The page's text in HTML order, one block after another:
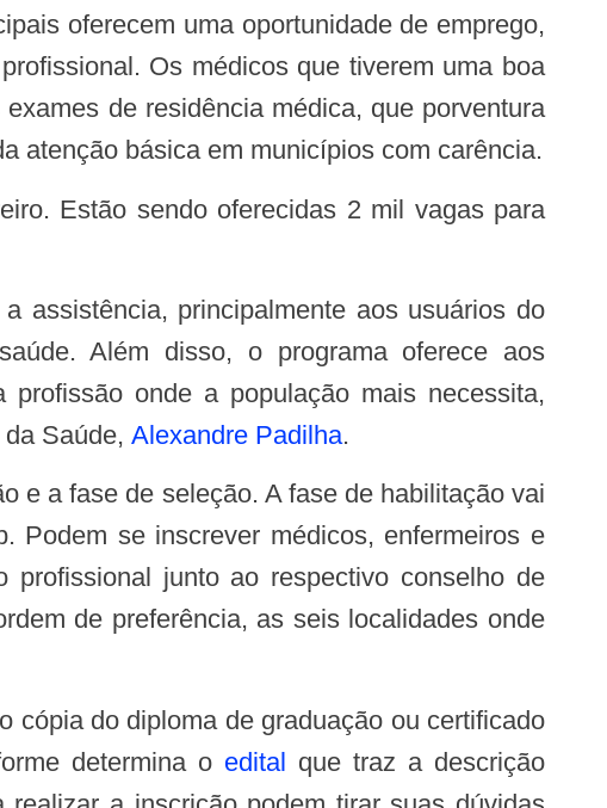
oferecem uma oportunidade de emprego,
Os médicos que tiverem uma boa
de residência médica, que porventura
atenção básica em municípios com carência.
Além disso, o programa oferece aos
onde a população mais necessita,
Saúde, Alexandre Padilha.
se inscrever médicos, enfermeiros e
profissional junto ao respectivo conselho de
de preferência, as seis localidades onde
determina o edital que traz a descrição